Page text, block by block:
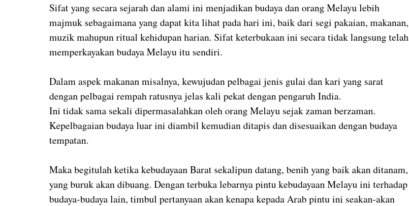
Sifat yang secara sejarah dan alami ini menjadikan budaya dan orang Melayu lebih
majmuk sebagaimana yang dapat kita lihat pada hari ini, baik dari segi pakaian, makanan,
muzik mahupun ritual kehidupan harian. Sifat keterbukaan ini secara tidak langsung telah
memperkayakan budaya Melayu itu sendiri.
Dalam aspek makanan misalnya, kewujudan pelbagai jenis gulai dan kari yang sarat
dengan pelbagai rempah ratusnya jelas kali pekat dengan pengaruh India.
Ini tidak sama sekali dipermasalahkan oleh orang Melayu sejak zaman berzaman.
Kepelbagaian budaya luar ini diambil kemudian ditapis dan disesuaikan dengan budaya
tempatan.
Maka begitulah ketika kebudayaan Barat sekalipun datang, benih yang baik akan ditanam,
yang buruk akan dibuang. Dengan terbuka lebarnya pintu kebudayaan Melayu ini terhadap
budaya-budaya lain, timbul pertanyaan akan kenapa kepada Arab pintu ini seakan-akan